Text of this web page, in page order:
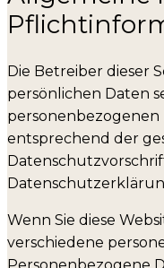
Die Betreiber dieser
persönlichen Daten
entsprechend der
Wenn Sie diese
verschiedene